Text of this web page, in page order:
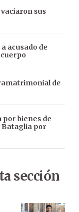
sus
acusado de
de
por bienes de
Bataglia por
sección